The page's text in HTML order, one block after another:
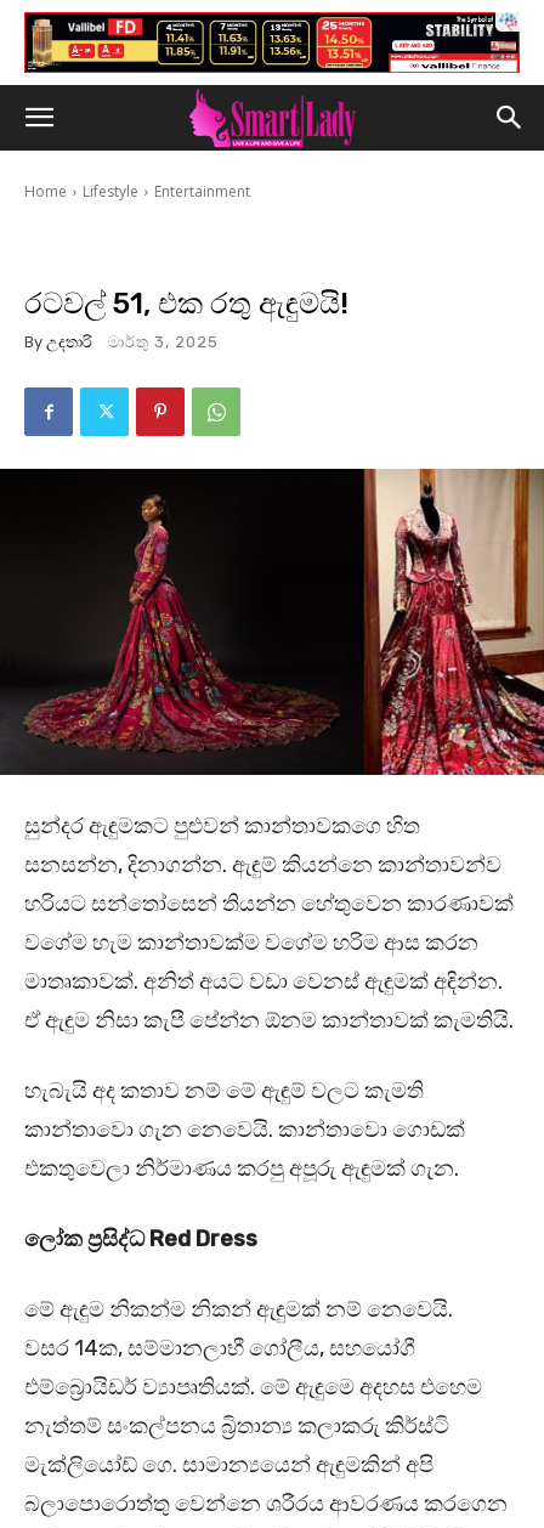
Home Lifestyle Entertainment
රටවල් 51, එක රතු ඇඳුමයි!
By උදතාරි මාර්තු 3, 2025
සුන්දර ඇඳුමකට පුළුවන් කාන්තාවකගෙ හිත
සනසන්න, දිනාගන්න. ඇඳුම් කියන්නෙ කාන්තාවන්ව
හරියට සන්තෝසෙන් තියන්න හේතුවෙන කාරණාවක්
වගේම හැම කාන්තාවක්ම වගේම හරිම ආස කරන
මාතෘකාවක්. අනිත් අයට වඩා වෙනස් ඇඳුමක් අඳින්න.
ඒ ඇඳුම නිසා කැපී පේන්න ඕනම කාන්තාවක් කැමතියි.
හැබැයි අද කතාව නම් මේ ඇඳුම් වලට කැමති
කාන්තාවො ගැන නෙවෙයි. කාන්තාවො ගොඩක්
එකතුවෙලා නිර්මාණය කරපු අපූරු ඇඳුමක් ගැන.
ලෝක ප්‍රසිද්ධ Red Dress
මේ ඇඳුම නිකන්ම නිකන් ඇඳුමක් නම් නෙවෙයි.
වසර 14ක, සම්මානලාභී ගෝලීය, සහයෝගී
එම්බ්‍රොයිඩර් ව්‍යාපෘතියක්. මේ ඇඳුමෙ අදහස එහෙම
නැත්තම් සංකල්පනය බ්‍රිතාන්‍ය කලාකරු කිර්ස්ටි
මැක්ලියෝඩ් ගෙ. සාමාන්‍යයෙන් ඇඳුමකින් අපි
බලාපොරොත්තු වෙන්නෙ ශරීරය ආවරණය කරගෙන